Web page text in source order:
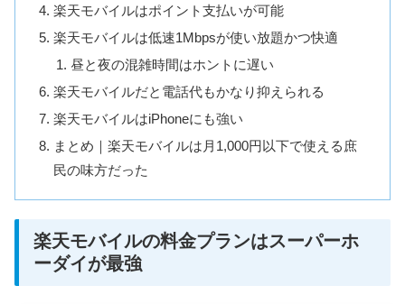
楽天モバイルはポイント支払いが可能
楽天モバイルは低速1Mbpsが使い放題かつ快適
昼と夜の混雑時間はホントに遅い
楽天モバイルだと電話代もかなり抑えられる
楽天モバイルはiPhoneにも強い
まとめ｜楽天モバイルは月1,000円以下で使える庶
民の味方だった
楽天モバイルの料金プランはスーパーホ
ーダイが最強